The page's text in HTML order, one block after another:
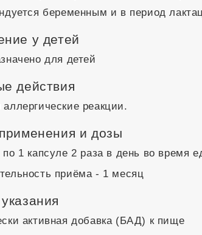
беременным и в период
у детей
для детей
действия
реакции.
и дозы
1 капсуле 2 раза в день во время
приёма - 1 месяц
активная добавка (БАД) к пище